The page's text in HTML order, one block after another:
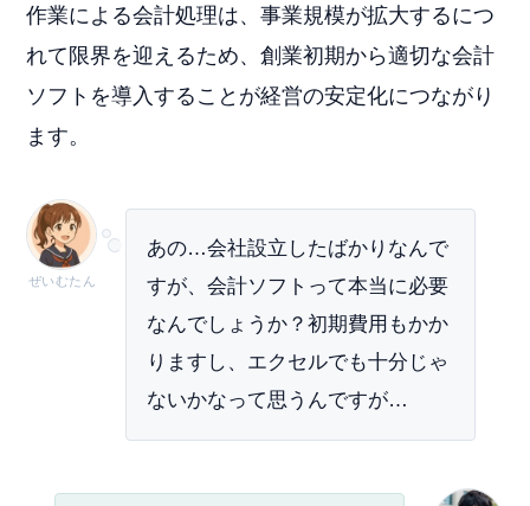
作業による会計処理は、事業規模が拡大するにつ
れて限界を迎えるため、創業初期から適切な会計
ソフトを導入することが経営の安定化につながり
ます。
ぜいむたん
あの…会社設立したばかりなんで
すが、会計ソフトって本当に必要
なんでしょうか？初期費用もかか
りますし、エクセルでも十分じゃ
ないかなって思うんですが…